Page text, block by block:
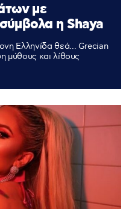
με
η Shaya
Ελληνίδα θεά... Grecian
μύθους και λίθους